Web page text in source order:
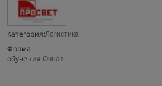
Категория:Логистика
Форма
обучения:Очная